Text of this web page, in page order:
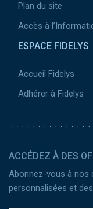
Plan du site
Accès à
ESPACE FIDELYS
Accueil Fidelys
Adhérer à Fidelys
ACCÉDEZ À DES
Abonnez-vous à
personnalisées et